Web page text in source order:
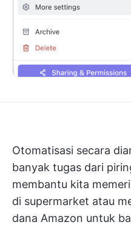
Otomatisasi secara
banyak tugas dari
membantu kita
di supermarket atau
dana Amazon untuk